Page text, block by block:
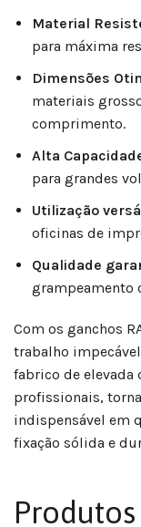
Material
para máxima
Dimensões
materiais
comprimento.
Alta
para grandes
Utilização
oficinas de
Qualidade
grampeamento
Com os ganchos
trabalho
fabrico de
profissionais,
indispensável em
fixação sólida e